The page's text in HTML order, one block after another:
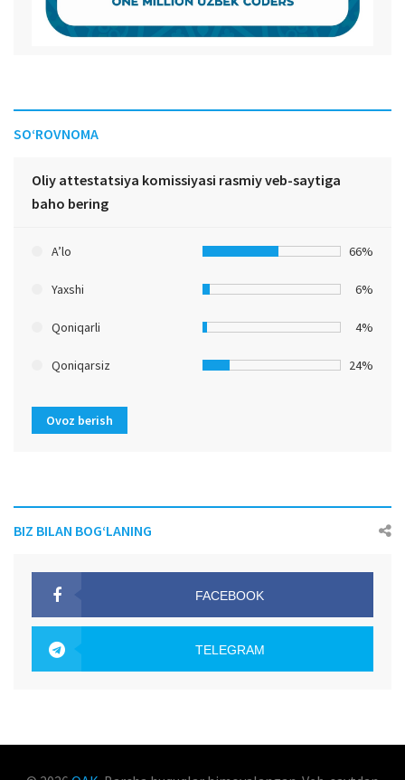
SO‘ROVNOMA
Oliy attestatsiya komissiyasi rasmiy veb-saytiga
baho bering
A’lo 66%
Yaxshi 6%
Qoniqarli 4%
Qoniqarsiz 24%
Ovoz berish
BIZ BILAN BOG‘LANING
FACEBOOK
TELEGRAM